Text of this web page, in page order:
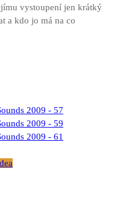
vystoupení jen krátký
a kdo jo má na co